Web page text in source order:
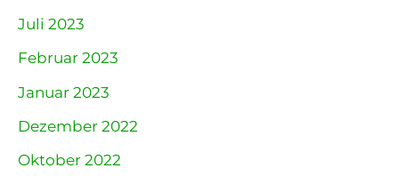
Juli 2023
Februar 2023
Januar 2023
Dezember 2022
Oktober 2022